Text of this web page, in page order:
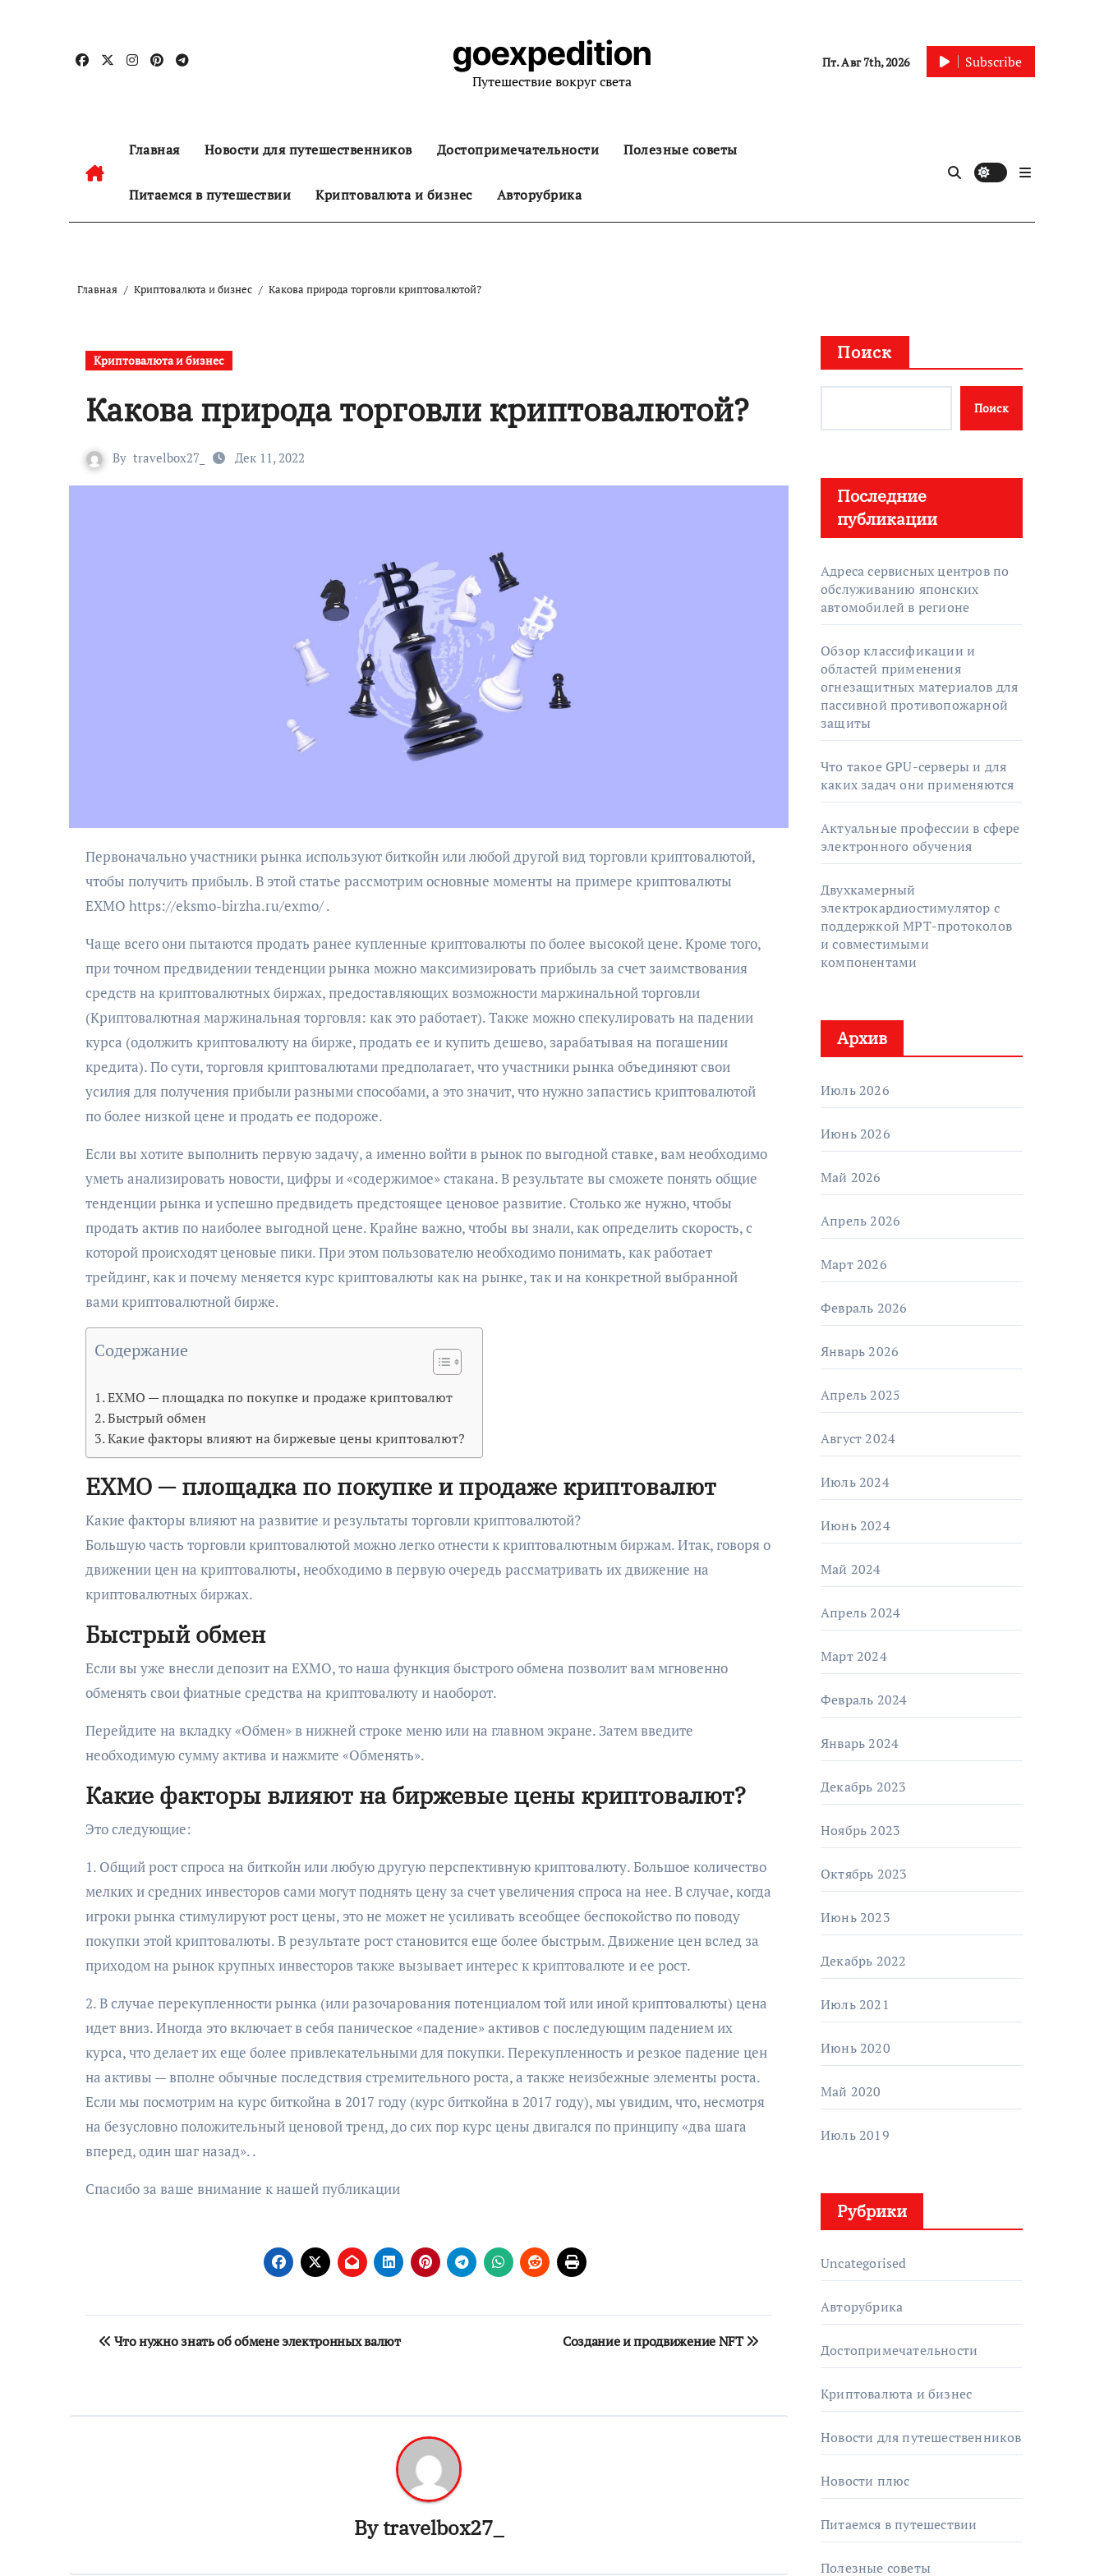
содержанию
goexpedition
Путешествие вокруг света
Пт. Авг 7th, 2026 Subscribe
Главная Новости для путешественников Достопримечательности Полезные советы
Питаемся в путешествии Криптовалюта и бизнес Авторубрика
Главная Криптовалюта и бизнес Какова природа торговли криптовалютой?
Криптовалюта и бизнес
Какова природа торговли криптовалютой?
By travelbox27_ Дек 11, 2022
Первоначально участники рынка используют биткойн или любой другой вид торговли криптовалютой,
чтобы получить прибыль. В этой статье рассмотрим основные моменты на примере криптовалюты
EXMO https://eksmo-birzha.ru/exmo/ .
Чаще всего они пытаются продать ранее купленные криптовалюты по более высокой цене. Кроме того,
при точном предвидении тенденции рынка можно максимизировать прибыль за счет заимствования
средств на криптовалютных биржах, предоставляющих возможности маржинальной торговли
(Криптовалютная маржинальная торговля: как это работает). Также можно спекулировать на падении
курса (одолжить криптовалюту на бирже, продать ее и купить дешево, зарабатывая на погашении
кредита). По сути, торговля криптовалютами предполагает, что участники рынка объединяют свои
усилия для получения прибыли разными способами, а это значит, что нужно запастись криптовалютой
по более низкой цене и продать ее подороже.
Если вы хотите выполнить первую задачу, а именно войти в рынок по выгодной ставке, вам необходимо
уметь анализировать новости, цифры и «содержимое» стакана. В результате вы сможете понять общие
тенденции рынка и успешно предвидеть предстоящее ценовое развитие. Столько же нужно, чтобы
продать актив по наиболее выгодной цене. Крайне важно, чтобы вы знали, как определить скорость, с
которой происходят ценовые пики. При этом пользователю необходимо понимать, как работает
трейдинг, как и почему меняется курс криптовалюты как на рынке, так и на конкретной выбранной
вами криптовалютной бирже.
Содержание
EXMO — площадка по покупке и продаже криптовалют
Быстрый обмен
Какие факторы влияют на биржевые цены криптовалют?
EXMO — площадка по покупке и продаже криптовалют
Какие факторы влияют на развитие и результаты торговли криптовалютой?
Большую часть торговли криптовалютой можно легко отнести к криптовалютным биржам. Итак, говоря о
движении цен на криптовалюты, необходимо в первую очередь рассматривать их движение на
криптовалютных биржах.
Быстрый обмен
Если вы уже внесли депозит на EXMO, то наша функция быстрого обмена позволит вам мгновенно
обменять свои фиатные средства на криптовалюту и наоборот.
Перейдите на вкладку «Обмен» в нижней строке меню или на главном экране. Затем введите
необходимую сумму актива и нажмите «Обменять».
Какие факторы влияют на биржевые цены криптовалют?
Это следующие:
1. Общий рост спроса на биткойн или любую другую перспективную криптовалюту. Большое количество
мелких и средних инвесторов сами могут поднять цену за счет увеличения спроса на нее. В случае, когда
игроки рынка стимулируют рост цены, это не может не усиливать всеобщее беспокойство по поводу
покупки этой криптовалюты. В результате рост становится еще более быстрым. Движение цен вслед за
приходом на рынок крупных инвесторов также вызывает интерес к криптовалюте и ее рост.
2. В случае перекупленности рынка (или разочарования потенциалом той или иной криптовалюты) цена
идет вниз. Иногда это включает в себя паническое «падение» активов с последующим падением их
курса, что делает их еще более привлекательными для покупки. Перекупленность и резкое падение цен
на активы — вполне обычные последствия стремительного роста, а также неизбежные элементы роста.
Если мы посмотрим на курс биткойна в 2017 году (курс биткойна в 2017 году), мы увидим, что, несмотря
на безусловно положительный ценовой тренд, до сих пор курс цены двигался по принципу «два шага
вперед, один шаг назад». .
Спасибо за ваше внимание к нашей публикации
Навигация
Что нужно знать об обмене электронных валют Создание и продвижение NFT
Bytravelbox27_
Поиск
Поиск
Последние
публикации
Адреса сервисных центров по
обслуживанию японских
автомобилей в регионе
Обзор классификации и
областей применения
огнезащитных материалов для
пассивной противопожарной
защиты
Что такое GPU-серверы и для
каких задач они применяются
Актуальные профессии в сфере
электронного обучения
Двухкамерный
электрокардиостимулятор с
поддержкой МРТ-протоколов
и совместимыми
компонентами
Архив
Июль 2026
Июнь 2026
Май 2026
Апрель 2026
Март 2026
Февраль 2026
Январь 2026
Апрель 2025
Август 2024
Июль 2024
Июнь 2024
Май 2024
Апрель 2024
Март 2024
Февраль 2024
Январь 2024
Декабрь 2023
Ноябрь 2023
Октябрь 2023
Июнь 2023
Декабрь 2022
Июль 2021
Июнь 2020
Май 2020
Июль 2019
Рубрики
Uncategorised
Авторубрика
Достопримечательности
Криптовалюта и бизнес
Новости для путешественников
Новости плюс
Питаемся в путешествии
Полезные советы